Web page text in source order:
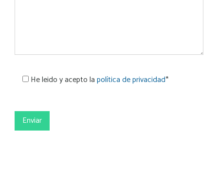
He leido y acepto lapolítica de privacidad*
Por
favor,
deja